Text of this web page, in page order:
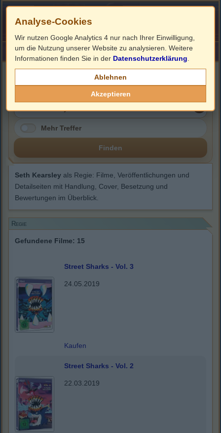
HOME ImpressumLinks
Seth Kearsley
Mehr Treffer
Finden
Seth Kearsley als Regie: Filme, Veröffentlichungen und
Detailseiten mit Handlung, Cover, Besetzung und
Bewertungen im Überblick.
Regie
Gefundene Filme: 15
Street Sharks - Vol. 3
24.05.2019
Kaufen
Street Sharks - Vol. 2
22.03.2019
Analyse-Cookies
Wir nutzen Google Analytics 4 nur nach Ihrer Einwilligung,
um die Nutzung unserer Website zu analysieren. Weitere
Informationen finden Sie in der Datenschutzerklärung
Ablehnen
Akzeptieren